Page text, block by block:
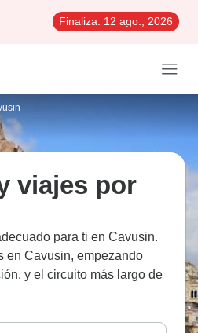
Finaliza: 12 ago., 2026
viajes por
para ti en Cavusin.
en Cavusin, empezando
y el circuito más largo de